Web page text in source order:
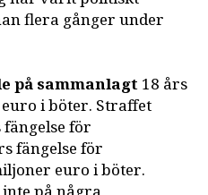
flera gånger under
på sammanlagt 18 års
i böter. Straffet
för
fängelse för
euro i böter.